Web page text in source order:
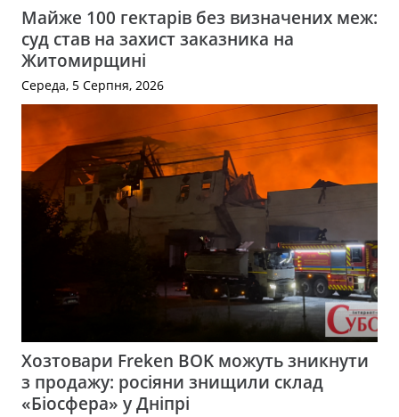
Майже 100 гектарів без визначених меж:
суд став на захист заказника на
Житомирщині
Середа, 5 Серпня, 2026
Хозтовари Freken BOK можуть зникнути
з продажу: росіяни знищили склад
«Біосфера» у Дніпрі